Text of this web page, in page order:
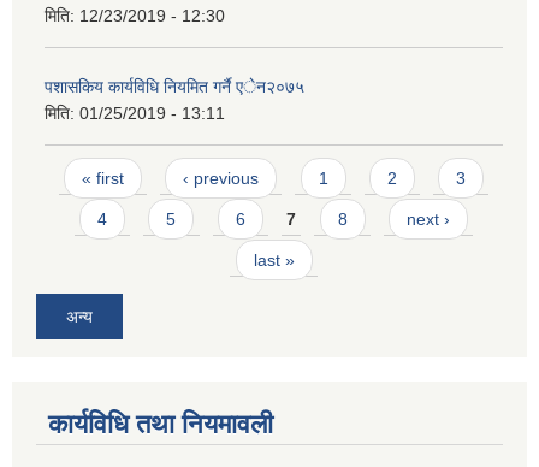
मिति: 12/23/2019 - 12:30
पशासकिय कार्यविधि नियमित गर्नै एेन२०७५
मिति: 01/25/2019 - 13:11
Pages
« first ‹ previous 1 2 3
4 5 6 7 8 next ›
last »
अन्य
कार्यविधि तथा नियमावली